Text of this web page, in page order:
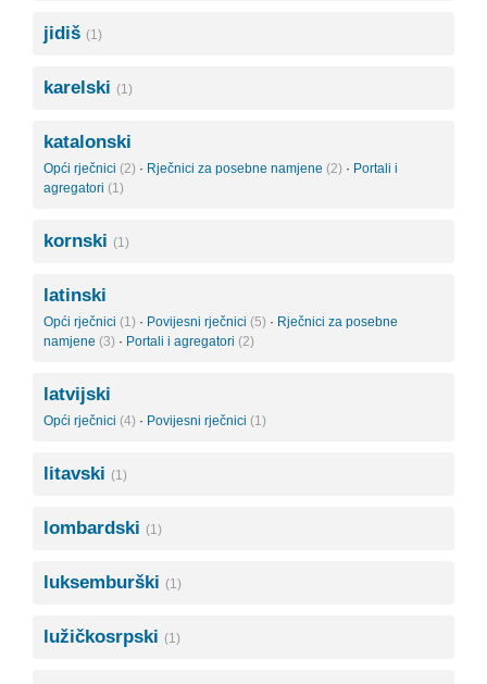
jidiš (1)
karelski (1)
katalonski
Opći rječnici (2) · Rječnici za posebne namjene (2) · Portali i
agregatori (1)
kornski (1)
latinski
Opći rječnici (1) · Povijesni rječnici (5) · Rječnici za posebne
namjene (3) · Portali i agregatori (2)
latvijski
Opći rječnici (4) · Povijesni rječnici (1)
litavski (1)
lombardski (1)
luksemburški (1)
lužičkosrpski (1)